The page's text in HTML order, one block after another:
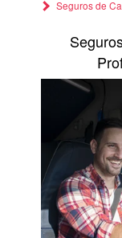
Seguros de